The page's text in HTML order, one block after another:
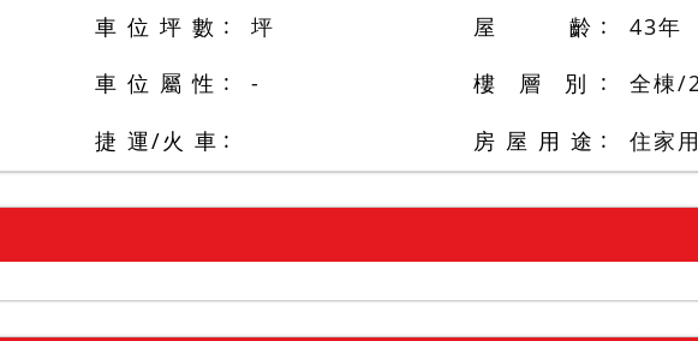
車 位 坪 數
坪
車 位 屬 性
-
捷 運/火 車
屋 齡
43年
樓 層 別
全棟/
房 屋 用 途
住家用